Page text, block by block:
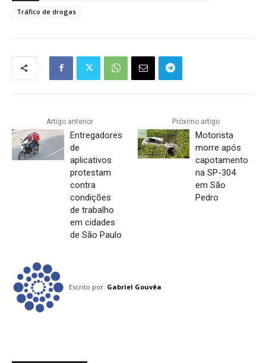
Tráfico de drogas
Artigo anterior
Entregadores
de
aplicativos
protestam
contra
condições
de trabalho
em cidades
de São Paulo
Próximo artigo
Motorista
morre após
capotamento
na SP-304
em São
Pedro
Escrito por: Gabriel Gouvêa